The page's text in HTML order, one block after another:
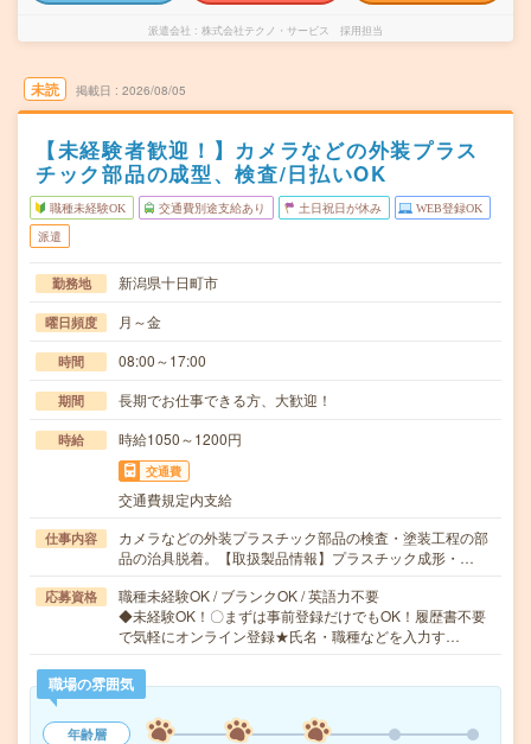
派遣会社 株式会社テクノ・サービス 採用担当
未読 掲載日 2026/08/05
【未経験者歓迎！】カメラなどの外装プラス
チック部品の成型、検査/日払いOK
職種未経験OK 交通費別途支給あり 土日祝日が休み WEB登録OK
派遣
勤務地 新潟県十日町市
曜日頻度 月～金
時間 08:00～17:00
期間 長期でお仕事できる方、大歓迎！
時給 時給1050～1200円
交通費
交通費規定内支給
仕事内容
カメラなどの外装プラスチック部品の検査・塗装工程の部
品の治具脱着。【取扱製品情報】プラスチック成形・…
応募資格
職種未経験OK / ブランクOK / 英語力不要
◆未経験OK！〇まずは事前登録だけでもOK！履歴書不要
で気軽にオンライン登録★氏名・職種などを入力す…
職場の雰囲気
年齢層